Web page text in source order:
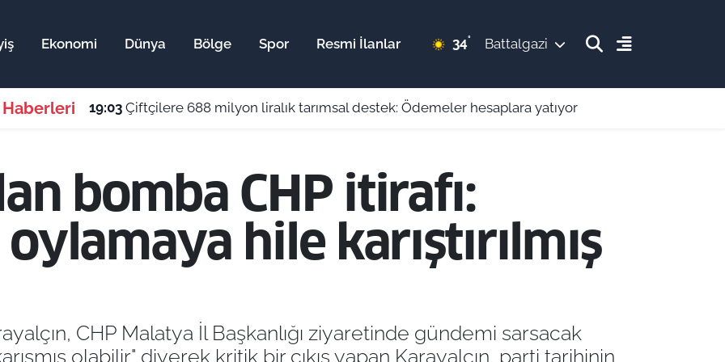
Ekonomi Dünya Bölge Spor Resmi İlanlar 34° Battalgazi
Haberleri 19:03 Çiftçilere 688 milyon liralık tarımsal destek: Ödemeler hesaplara yatıyor
bomba CHP itirafı:
hile karıştırılmış
CHP Malatya İl Başkanlığı ziyaretinde gündemi sarsacak
olabilir" diyerek kritik bir çıkış yapan Karayalçın, parti tarihinin